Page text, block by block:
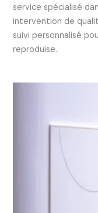
service spécialisé
intervention de
suivi personnalisé
reproduise.